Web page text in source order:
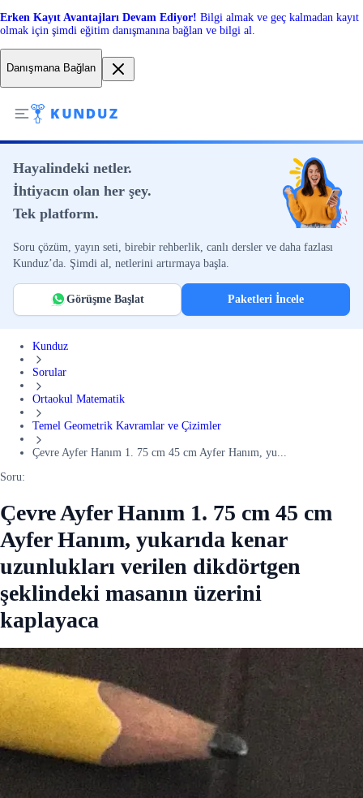
Erken Kayıt Avantajları Devam Ediyor! Bilgi almak ve geç kalmadan kayıt
olmak için şimdi eğitim danışmanına bağlan ve bilgi al.
Danışmana Bağlan
Hayalindeki netler.
İhtiyacın olan her şey.
Tek platform.
Soru çözüm, yayın seti, birebir rehberlik, canlı dersler ve daha fazlası
Kunduz’da. Şimdi al, netlerini artırmaya başla.
Görüşme Başlat Paketleri İncele
Kunduz
Sorular
Ortaokul Matematik
Temel Geometrik Kavramlar ve Çizimler
Çevre Ayfer Hanım 1. 75 cm 45 cm Ayfer Hanım, yu...
Soru:
Çevre Ayfer Hanım 1. 75 cm 45 cm
Ayfer Hanım, yukarıda kenar
uzunlukları verilen dikdörtgen
şeklindeki masanın üzerini
kaplayaca